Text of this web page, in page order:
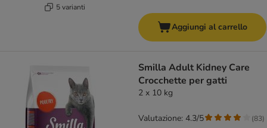
5 varianti
Aggiungi al carrello
Smilla Adult Kidney Care
Crocchette per gatti
2 x 10 kg
Valutazione: 4.3/5 (83)